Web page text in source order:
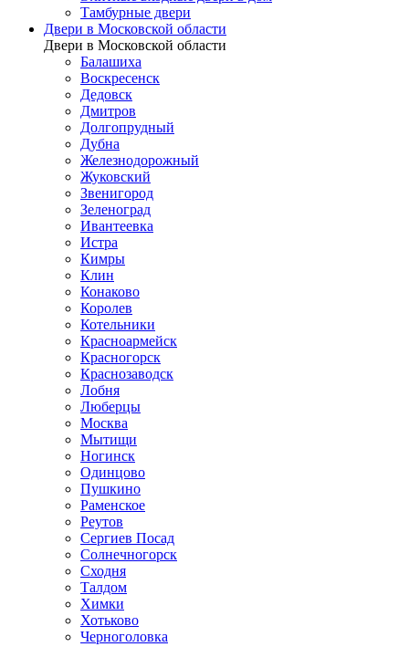
Тамбурные двери
Двери в Московской области
Двери в Московской области
Балашиха
Воскресенск
Дедовск
Дмитров
Долгопрудный
Дубна
Железнодорожный
Жуковский
Звенигород
Зеленоград
Ивантеевка
Истра
Кимры
Клин
Конаково
Королев
Котельники
Красноармейск
Красногорск
Краснозаводск
Лобня
Люберцы
Москва
Мытищи
Ногинск
Одинцово
Пушкино
Раменское
Реутов
Сергиев Посад
Солнечногорск
Сходня
Талдом
Химки
Хотьково
Черноголовка